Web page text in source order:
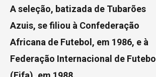
A seleção, batizada de Tubarões
Azuis, se filiou à Confederação
Africana de Futebol, em 1986, e à
Federação Internacional de Futebol